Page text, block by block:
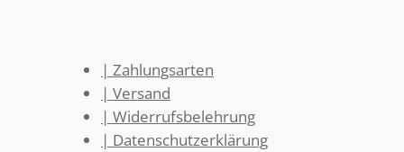
| Zahlungsarten
| Versand
| Widerrufsbelehrung
| Datenschutzerklärung